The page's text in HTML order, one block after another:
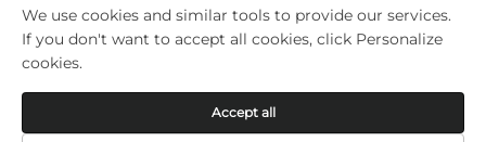
[email protected]
ສະຫງວນລິຂະສິດ © Wuhan Yi Jue Tengda Machinery Co., LTD
ຄວາມເປັນສ່ວນຕົວ
We use cookies and similar tools to provide our services.
If you don't want to accept all cookies, click Personalize
cookies.
Accept all